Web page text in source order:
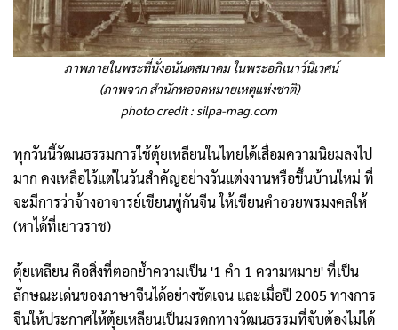
ภาพภายในพระที่นั่งอนันตสมาคม ในพระอภิเนาว์นิเวศน์
(ภาพจาก สำนักหอจดหมายเหตุแห่งชาติ)
photo credit : silpa-mag.com
ทุกวันนี้วัฒนธรรมการใช้ตุ้ยเหลียนในไทยได้เสื่อมความนิยมลงไป
มาก คงเหลือไว้แต่ในวันสำคัญอย่างวันแต่งงานหรือขึ้นบ้านใหม่ ที่
จะมีการว่าจ้างอาจารย์เขียนพู่กันจีน ให้เขียนคำอวยพรมงคลให้
(หาได้ที่เยาวราช)
ตุ้ยเหลียน คือสิ่งที่ตอกย้ำความเป็น '1 คำ 1 ความหมาย' ที่เป็น
ลักษณะเด่นของภาษาจีนได้อย่างชัดเจน และเมื่อปี 2005 ทางการ
จีนให้ประกาศให้ตุ้ยเหลียนเป็นมรดกทางวัฒนธรรมที่จับต้องไม่ได้